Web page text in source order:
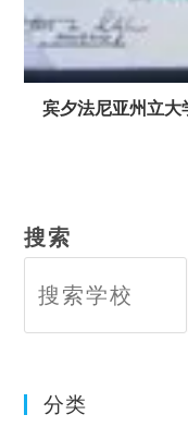
宾夕法尼亚州立
搜索
分类